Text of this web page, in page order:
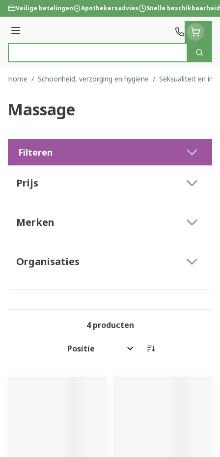
Ga naar de inhoud
Veilige betalingen Apothekersadvies Snelle beschikbaarheid
Menu
Zoek
Home / Schoonheid, verzorging en hygiëne / Seksualiteit en
Massage
Filteren
Prijs
Merken
Organisaties
4producten
Sorteer op: